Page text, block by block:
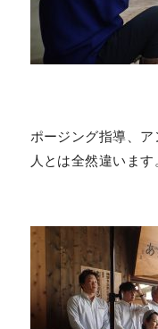
ポージング指導、
人とは全然違います